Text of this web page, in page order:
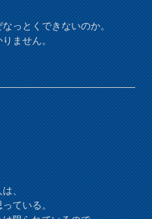
っとくできないのか。
りません。
は、
っている。